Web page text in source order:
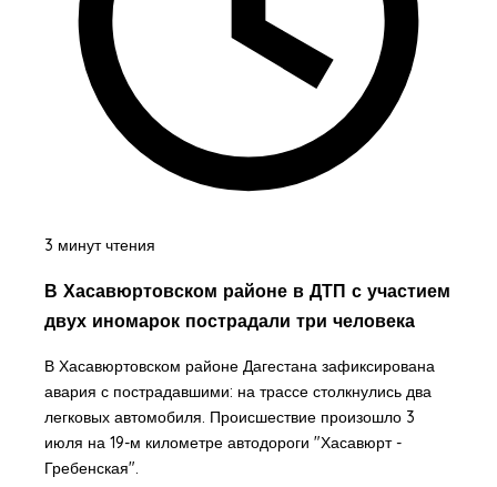
3 минут чтения
В Хасавюртовском районе в ДТП с участием
двух иномарок пострадали три человека
В Хасавюртовском районе Дагестана зафиксирована
авария с пострадавшими: на трассе столкнулись два
легковых автомобиля. Происшествие произошло 3
июля на 19-м километре автодороги "Хасавюрт -
Гребенская".